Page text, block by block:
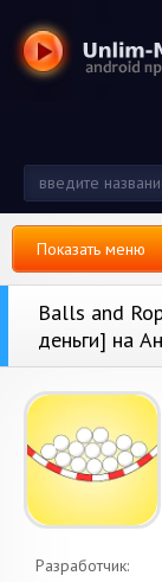
Показать меню
Balls and
деньги] на
Разработчик: